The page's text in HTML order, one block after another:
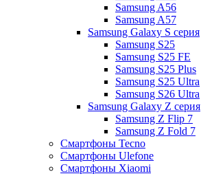
Samsung A56
Samsung A57
Samsung Galaxy S серия
Samsung S25
Samsung S25 FE
Samsung S25 Plus
Samsung S25 Ultra
Samsung S26 Ultra
Samsung Galaxy Z серия
Samsung Z Flip 7
Samsung Z Fold 7
Смартфоны Tecno
Смартфоны Ulefone
Смартфоны Xiaomi